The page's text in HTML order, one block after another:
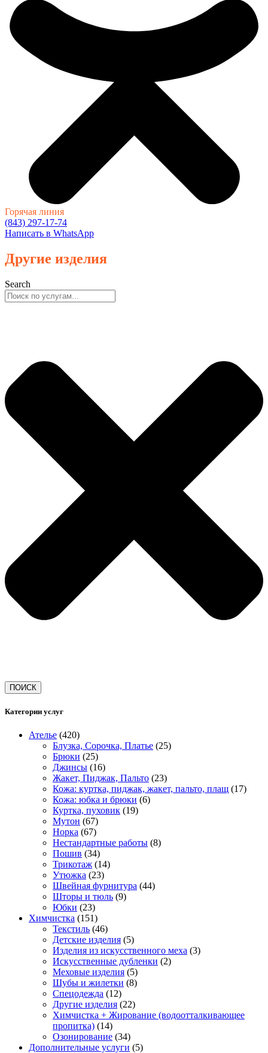
Горячая линия
(843) 297-17-74
Написать в WhatsApp
Другие изделия
Search
ПОИСК
Категории услуг
Ателье (420)
Блузка, Сорочка, Платье (25)
Брюки (25)
Джинсы (16)
Жакет, Пиджак, Пальто (23)
Кожа: куртка, пиджак, жакет, пальто, плащ (17)
Кожа: юбка и брюки (6)
Куртка, пуховик (19)
Мутон (67)
Норка (67)
Нестандартные работы (8)
Пошив (34)
Трикотаж (14)
Утюжка (23)
Швейная фурнитура (44)
Шторы и тюль (9)
Юбки (23)
Химчистка (151)
Текстиль (46)
Детские изделия (5)
Изделия из искусственного меха (3)
Искусственные дубленки (2)
Меховые изделия (5)
Шубы и жилетки (8)
Спецодежда (12)
Другие изделия (22)
Химчистка + Жирование (водоотталкивающее
пропитка) (14)
Озонирование (34)
Дополнительные услуги (5)